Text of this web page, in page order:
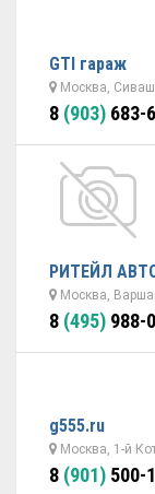
GTI гараж
Москва,
8 (903) 683-
РИТЕЙЛ
Москва,
8 (495) 988-
g555.ru
Москва, 1-й
8 (901) 500-